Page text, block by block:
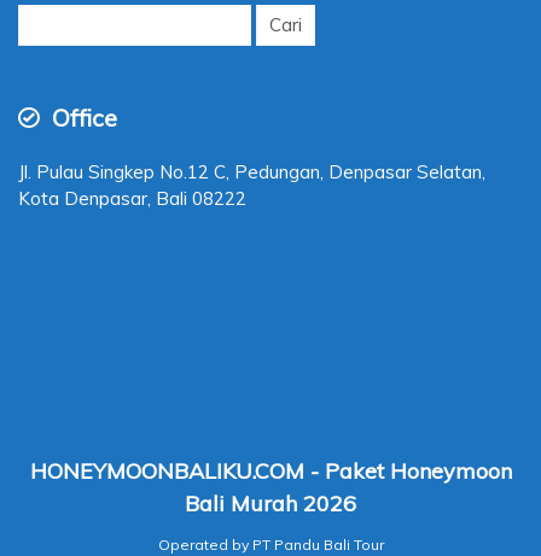
Cari
Office
Jl. Pulau Singkep No.12 C, Pedungan, Denpasar Selatan,
Kota Denpasar, Bali 08222
HONEYMOONBALIKU.COM - Paket Honeymoon
Bali Murah 2026
Operated by PT Pandu Bali Tour